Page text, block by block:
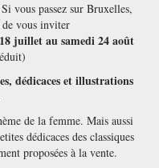
vous passez sur Bruxelles,
vous inviter
juillet au samedi 24 août
dédicaces et illustrations
de la femme. Mais aussi
dédicaces des classiques
proposées à la vente.